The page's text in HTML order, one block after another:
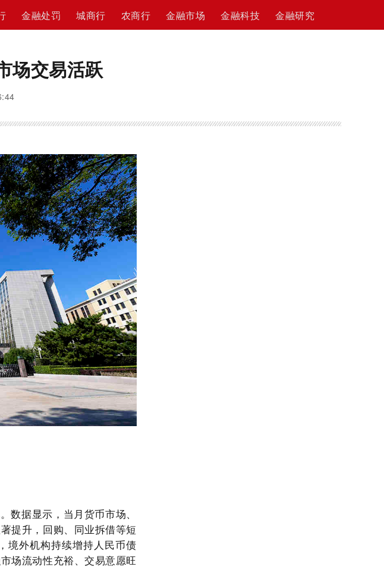
金融处罚 城商行 农商行 金融市场 金融科技 金融研究
场交易活跃
据显示，当月货币市场、
提升，回购、同业拆借等短
境外机构持续增持人民币债
场流动性充裕、交易意愿旺